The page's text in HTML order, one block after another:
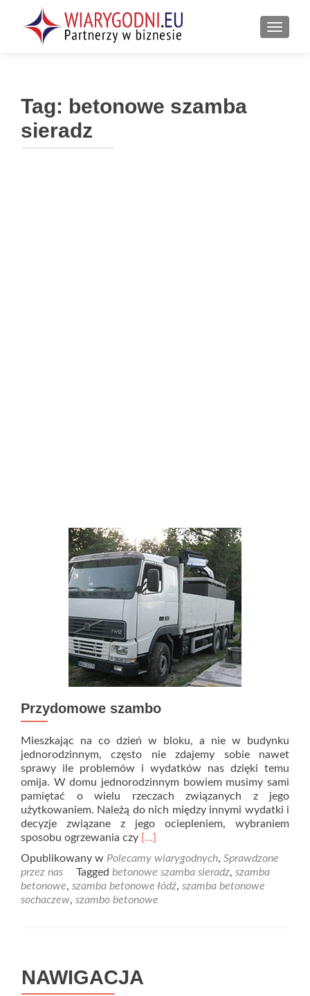
Tag: betonowe szamba
sieradz
Przydomowe szambo
Mieszkając na co dzień w bloku, a nie w budynku
jednorodzinnym, często nie zdajemy sobie nawet
sprawy ile problemów i wydatków nas dzięki temu
omija. W domu jednorodzinnym bowiem musimy sami
pamiętać o wielu rzeczach związanych z jego
użytkowaniem. Należą do nich między innymi wydatki i
decyzje związane z jego ociepleniem, wybraniem
sposobu ogrzewania czy Read
about
Przydomowe
szambo
[…]
Opublikowany w Polecamy wiarygodnych, Sprawdzone
przez nas
Tagged betonowe szamba sieradz, szamba
betonowe, szamba betonowe łódź, szamba betonowe
sochaczew, szambo betonowe
NAWIGACJA